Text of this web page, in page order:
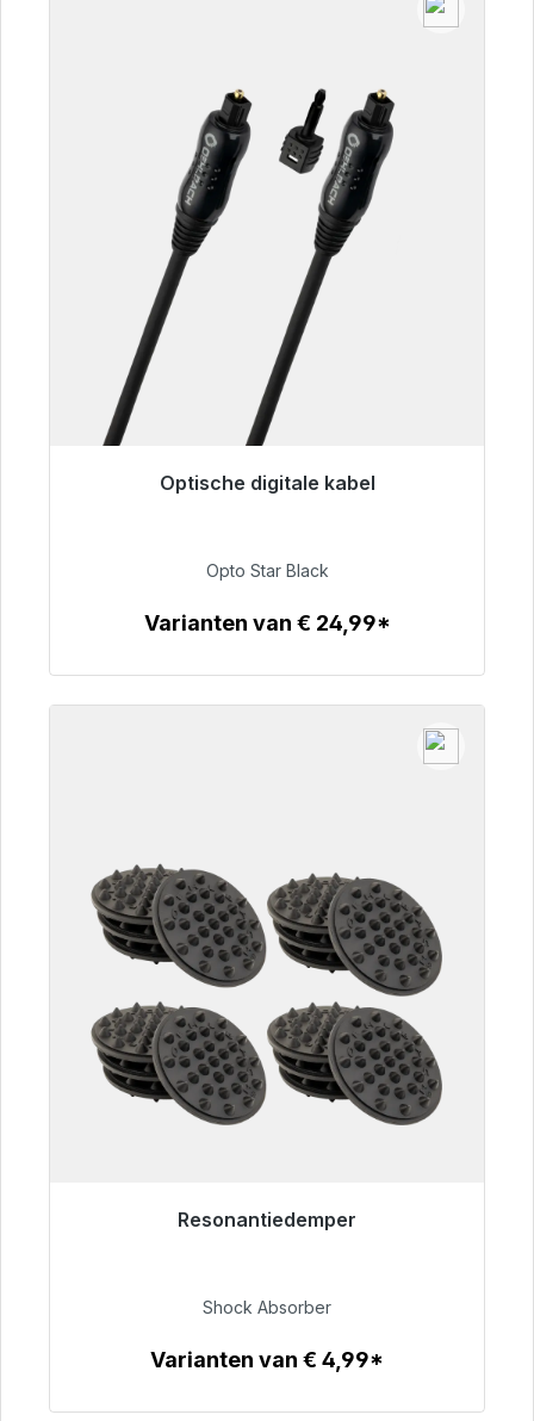
Optische digitale kabel
Klaar voor onmiddellijke verzending, levertijd
€ 93,00
Opto Star Black
Varianten van € 24,99*
Resonantiedemper
Klaar voor onmiddellijke verzending, levertijd
€ 54,99
Shock Absorber
Varianten van € 4,99*